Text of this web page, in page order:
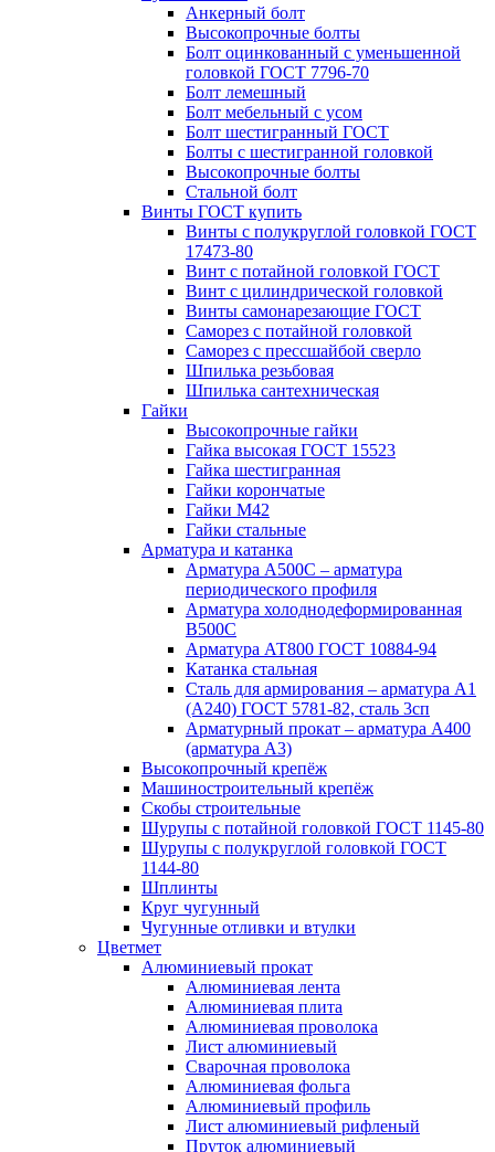
Анкерный болт
Высокопрочные болты
Болт оцинкованный с уменьшенной
головкой ГОСТ 7796-70
Болт лемешный
Болт мебельный с усом
Болт шестигранный ГОСТ
Болты с шестигранной головкой
Высокопрочные болты
Стальной болт
Винты ГОСТ купить
Винты с полукруглой головкой ГОСТ
17473-80
Винт с потайной головкой ГОСТ
Винт с цилиндрической головкой
Винты самонарезающие ГОСТ
Саморез с потайной головкой
Саморез с прессшайбой сверло
Шпилька резьбовая
Шпилька сантехническая
Гайки
Высокопрочные гайки
Гайка высокая ГОСТ 15523
Гайка шестигранная
Гайки корончатые
Гайки М42
Гайки стальные
Арматура и катанка
Арматура А500С – арматура
периодического профиля
Арматура холоднодеформированная
В500С
Арматура АТ800 ГОСТ 10884-94
Катанка стальная
Сталь для армирования – арматура А1
(А240) ГОСТ 5781-82, сталь 3сп
Арматурный прокат – арматура А400
(арматура А3)
Высокопрочный крепёж
Машиностроительный крепёж
Скобы строительные
Шурупы с потайной головкой ГОСТ 1145-80
Шурупы с полукруглой головкой ГОСТ
1144-80
Шплинты
Круг чугунный
Чугунные отливки и втулки
Цветмет
Алюминиевый прокат
Алюминиевая лента
Алюминиевая плита
Алюминиевая проволока
Лист алюминиевый
Сварочная проволока
Алюминиевая фольга
Алюминиевый профиль
Лист алюминиевый рифленый
Пруток алюминиевый